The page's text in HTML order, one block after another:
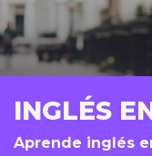
INGLÉS
Aprende inglés